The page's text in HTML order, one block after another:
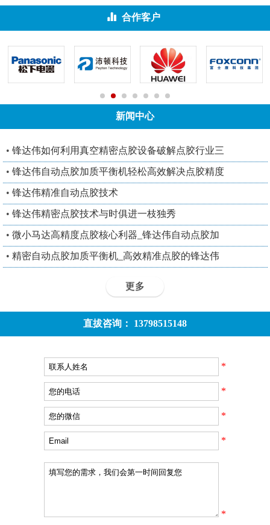
合作客户
新闻中心
• 锋达伟如何利用真空精密点胶设备破解点胶行业三
• 锋达伟自动点胶加质平衡机轻松高效解决点胶精度
• 锋达伟精准自动点胶技术
• 锋达伟精密点胶技术与时俱进一枝独秀
• 微小马达高精度点胶核心利器_锋达伟自动点胶加
• 精密自动点胶加质平衡机_高效精准点胶的锋达伟
更多
直拔咨询： 13798515148
*
*
*
*
*